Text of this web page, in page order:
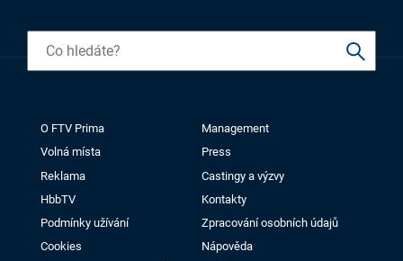
O FTV Prima
Management
Volná místa
Press
Reklama
Castingy a výzvy
HbbTV
Kontakty
Podmínky užívání
Zpracování osobních údajů
Cookies
Nápověda